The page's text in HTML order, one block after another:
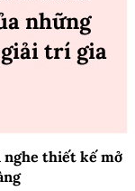
những
giải trí gia
nghe thiết kế mở